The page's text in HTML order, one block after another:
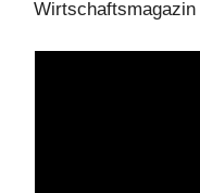
Wirtschaftsmagazin